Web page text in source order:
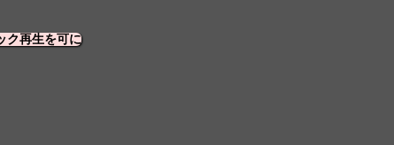
ク再生を可に